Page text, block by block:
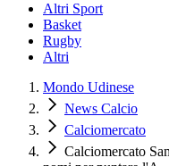
Altri Sport
Basket
Rugby
Altri
Mondo Udinese
News Calcio
Calciomercato
Calciomercato